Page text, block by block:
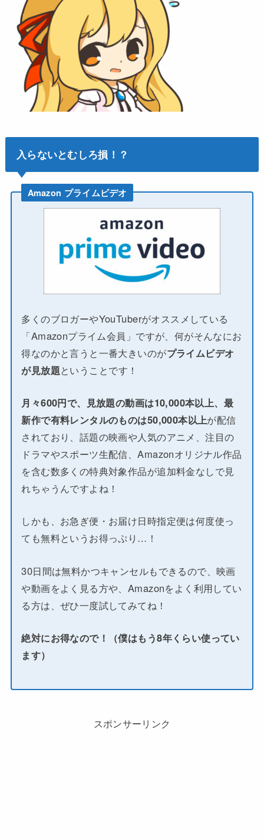
入らないとむしろ損！？
Amazon プライムビデオ
多くのブロガーやYouTuberがオススメしている
「Amazonプライム会員」ですが、何がそんなにお
得なのかと言うと一番大きいのがプライムビデオ
が見放題ということです！
月々600円で、見放題の動画は10,000本以上、最
新作で有料レンタルのものは50,000本以上が配信
されており、話題の映画や人気のアニメ、注目の
ドラマやスポーツ生配信、Amazonオリジナル作品
を含む数多くの特典対象作品が追加料金なしで見
れちゃうんですよね！
しかも、お急ぎ便・お届け日時指定便は何度使っ
ても無料というお得っぷり…！
30日間は無料かつキャンセルもできるので、映画
や動画をよく見る方や、Amazonをよく利用してい
る方は、ぜひ一度試してみてね！
絶対にお得なので！（僕はもう8年くらい使ってい
ます）
スポンサーリンク